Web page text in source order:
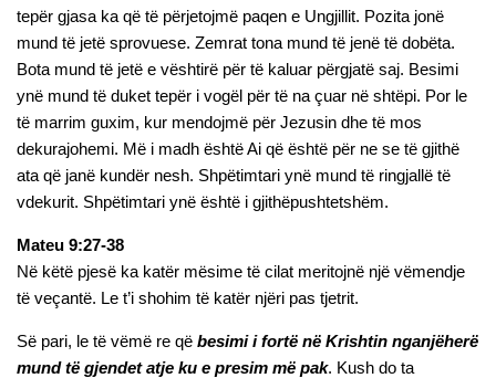
tepër gjasa ka që të përjetojmë paqen e Ungjillit. Pozita jonë
mund të jetë sprovuese. Zemrat tona mund të jenë të dobëta.
Bota mund të jetë e vështirë për të kaluar përgjatë saj. Besimi
ynë mund të duket tepër i vogël për të na çuar në shtëpi. Por le
të marrim guxim, kur mendojmë për Jezusin dhe të mos
dekurajohemi. Më i madh është Ai që është për ne se të gjithë
ata që janë kundër nesh. Shpëtimtari ynë mund të ringjallë të
vdekurit. Shpëtimtari ynë është i gjithëpushtetshëm.
Mateu 9:27-38
Në këtë pjesë ka katër mësime të cilat meritojnë një vëmendje
të veçantë. Le t’i shohim të katër njëri pas tjetrit.
Së pari, le të vëmë re që besimi i fortë në Krishtin nganjëherë
mund të gjendet atje ku e presim më pak. Kush do ta